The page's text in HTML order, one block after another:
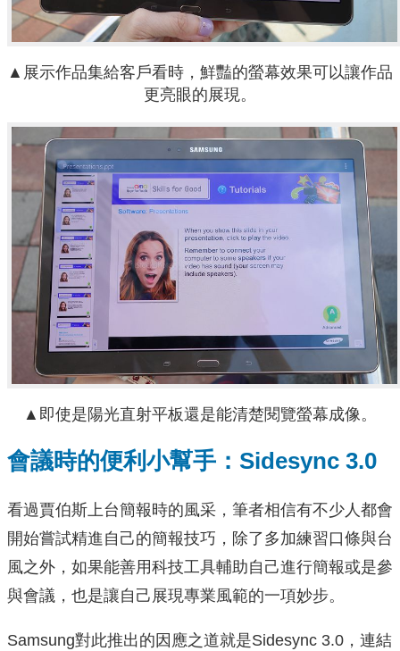
▲展示作品集給客戶看時，鮮豔的螢幕效果可以讓作品
更亮眼的展現。
▲即使是陽光直射平板還是能清楚閱覽螢幕成像。
會議時的便利小幫手： Sidesync 3.0
看過賈伯斯上台簡報時的風采，筆者相信有不少人都會
開始嘗試精進自己的簡報技巧，除了多加練習口條與台
風之外，如果能善用科技工具輔助自己進行簡報或是參
與會議，也是讓自己展現專業風範的一項妙步。
Samsung對此推出的因應之道就是Sidesync 3.0，連結